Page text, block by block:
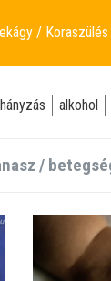
Koraszülés
alkohol